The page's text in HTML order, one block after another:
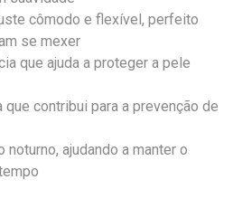
cômodo e flexível, perfeito
se mexer
que ajuda a proteger a pele
contribui para a prevenção de
noturno, ajudando a manter o